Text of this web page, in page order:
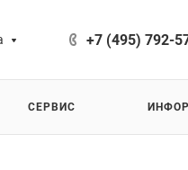
+7 (495) 792-
СЕРВИС